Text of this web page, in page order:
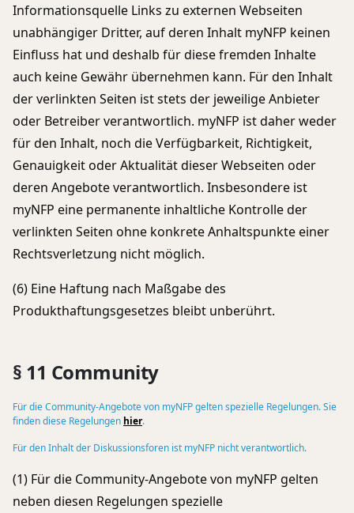
Informationsquelle Links zu externen Webseiten
unabhängiger Dritter, auf deren Inhalt myNFP keinen
Einfluss hat und deshalb für diese fremden Inhalte
auch keine Gewähr übernehmen kann. Für den Inhalt
der verlinkten Seiten ist stets der jeweilige Anbieter
oder Betreiber verantwortlich. myNFP ist daher weder
für den Inhalt, noch die Verfügbarkeit, Richtigkeit,
Genauigkeit oder Aktualität dieser Webseiten oder
deren Angebote verantwortlich. Insbesondere ist
myNFP eine permanente inhaltliche Kontrolle der
verlinkten Seiten ohne konkrete Anhaltspunkte einer
Rechtsverletzung nicht möglich.
(6) Eine Haftung nach Maßgabe des
Produkthaftungsgesetzes bleibt unberührt.
§ 11 Community
Für die Community-Angebote von myNFP gelten spezielle Regelungen. Sie
finden diese Regelungen hier.
Für den Inhalt der Diskussionsforen ist myNFP nicht verantwortlich.
(1) Für die Community-Angebote von myNFP gelten
neben diesen Regelungen spezielle